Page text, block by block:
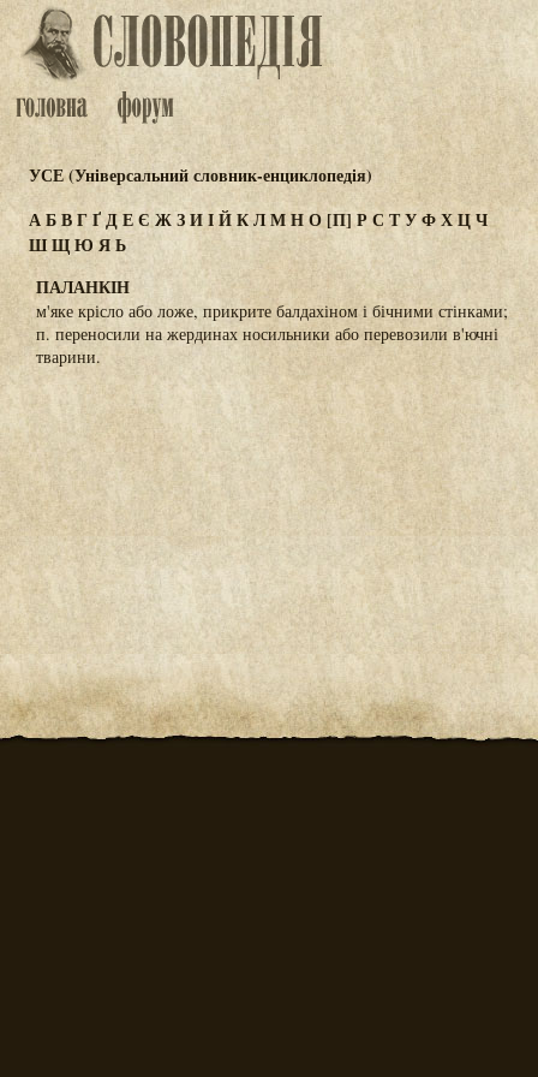
УСЕ (Універсальний словник-енциклопедія)
АБВГҐДЕЄ ЖЗИІЙКЛМНО[П] Р СТУФХЦЧ
ШЩЮЯЬ
ПАЛАНКІН
м'яке крісло або ложе, прикрите балдахіном і бічними стінками;
п. переносили на жердинах носильники або перевозили в'ючні
тварини.